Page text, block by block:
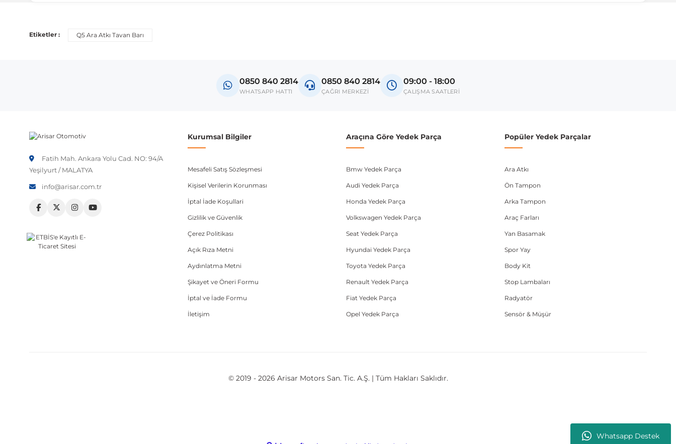
Whatsapp Destek
Araç üreticileri aynı model yılı içerisinde farklı donanım ve kasa tipleri kullanabilmektedir. Sipariş vermeden önce OEM numarası veya şasi numarası ile uyumluluğu kontrol
Etiketler : Q5 Ara Atkı Tavan Barı
0850 840 2814
WHATSAPP HATTI
0850 840 2814
ÇAĞRI MERKEZİ
09:00 - 18:00
ÇALIŞMA SAATLERİ
Fatih Mah. Ankara Yolu Cad. NO: 94/A
Yeşilyurt / MALATYA
info@arisar.com.tr
Kurumsal Bilgiler
Mesafeli Satış Sözleşmesi
Kişisel Verilerin Korunması
İptal İade Koşullari
Gizlilik ve Güvenlik
Çerez Politikası
Açık Rıza Metni
Aydınlatma Metni
Şikayet ve Öneri Formu
İptal ve İade Formu
İletişim
Araçına Göre Yedek Parça
Bmw Yedek Parça
Audi Yedek Parça
Honda Yedek Parça
Volkswagen Yedek Parça
Seat Yedek Parça
Hyundai Yedek Parça
Toyota Yedek Parça
Renault Yedek Parça
Fiat Yedek Parça
Opel Yedek Parça
Popüler Yedek Parçalar
Ara Atkı
Ön Tampon
Arka Tampon
Araç Farları
Yan Basamak
Spor Yay
Body Kit
Stop Lambaları
Radyatör
Sensör & Müşür
© 2019 - 2026 Arisar Motors San. Tic. A.Ş. | Tüm Hakları Saklıdır.